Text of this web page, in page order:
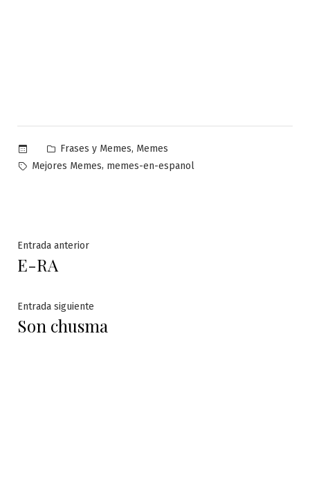
Publicado
en
Frases y Memes, Memes
Etiquetas:
Mejores Memes, memes-en-espanol
Navegación
de
entradas
Entrada anteriorEntrada
E-RA
Entrada siguiente
siguiente:
Son chusma